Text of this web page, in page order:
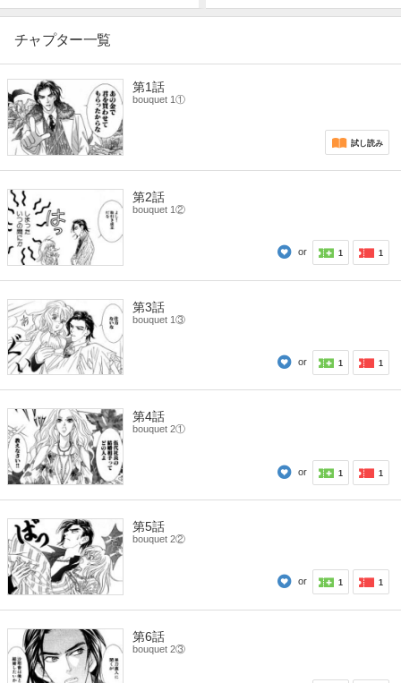
チャプター一覧
第1話
bouquet 1①
試し読み
第2話
bouquet 1②
or 1 1
第3話
bouquet 1③
or 1 1
第4話
bouquet 2①
or 1 1
第5話
bouquet 2②
or 1 1
第6話
bouquet 2③